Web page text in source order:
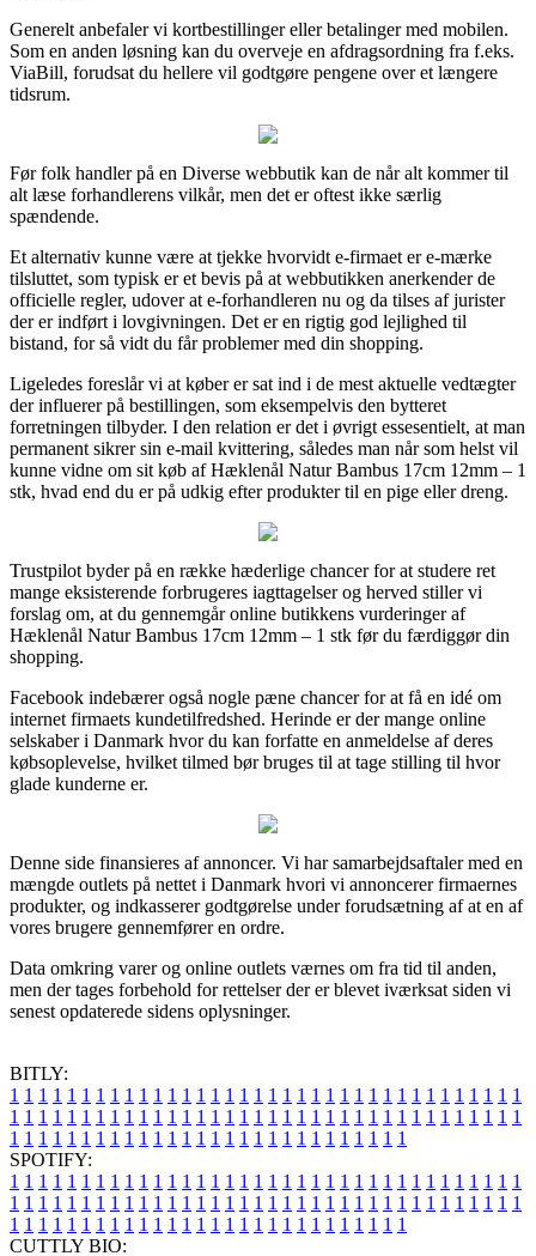
Generelt anbefaler vi kortbestillinger eller betalinger med mobilen.
Som en anden løsning kan du overveje en afdragsordning fra f.eks.
ViaBill, forudsat du hellere vil godtgøre pengene over et længere
tidsrum.
Før folk handler på en Diverse webbutik kan de når alt kommer til
alt læse forhandlerens vilkår, men det er oftest ikke særlig
spændende.
Et alternativ kunne være at tjekke hvorvidt e-firmaet er e-mærke
tilsluttet, som typisk er et bevis på at webbutikken anerkender de
officielle regler, udover at e-forhandleren nu og da tilses af jurister
der er indført i lovgivningen. Det er en rigtig god lejlighed til
bistand, for så vidt du får problemer med din shopping.
Ligeledes foreslår vi at køber er sat ind i de mest aktuelle vedtægter
der influerer på bestillingen, som eksempelvis den bytteret
forretningen tilbyder. I den relation er det i øvrigt essesentielt, at man
permanent sikrer sin e-mail kvittering, således man når som helst vil
kunne vidne om sit køb af Hæklenål Natur Bambus 17cm 12mm – 1
stk, hvad end du er på udkig efter produkter til en pige eller dreng.
Trustpilot byder på en række hæderlige chancer for at studere ret
mange eksisterende forbrugeres iagttagelser og herved stiller vi
forslag om, at du gennemgår online butikkens vurderinger af
Hæklenål Natur Bambus 17cm 12mm – 1 stk før du færdiggør din
shopping.
Facebook indebærer også nogle pæne chancer for at få en idé om
internet firmaets kundetilfredshed. Herinde er der mange online
selskaber i Danmark hvor du kan forfatte en anmeldelse af deres
købsoplevelse, hvilket tilmed bør bruges til at tage stilling til hvor
glade kunderne er.
Denne side finansieres af annoncer. Vi har samarbejdsaftaler med en
mængde outlets på nettet i Danmark hvori vi annoncerer firmaernes
produkter, og indkasserer godtgørelse under forudsætning af at en af
vores brugere gennemfører en ordre.
Data omkring varer og online outlets værnes om fra tid til anden,
men der tages forbehold for rettelser der er blevet iværksat siden vi
senest opdaterede sidens oplysninger.
BITLY:
1 1 1 1 1 1 1 1 1 1 1 1 1 1 1 1 1 1 1 1 1 1 1 1 1 1 1 1 1 1 1 1 1 1 1 1
1 1 1 1 1 1 1 1 1 1 1 1 1 1 1 1 1 1 1 1 1 1 1 1 1 1 1 1 1 1 1 1 1 1 1 1
1 1 1 1 1 1 1 1 1 1 1 1 1 1 1 1 1 1 1 1 1 1 1 1 1 1 1 1
SPOTIFY:
1 1 1 1 1 1 1 1 1 1 1 1 1 1 1 1 1 1 1 1 1 1 1 1 1 1 1 1 1 1 1 1 1 1 1 1
1 1 1 1 1 1 1 1 1 1 1 1 1 1 1 1 1 1 1 1 1 1 1 1 1 1 1 1 1 1 1 1 1 1 1 1
1 1 1 1 1 1 1 1 1 1 1 1 1 1 1 1 1 1 1 1 1 1 1 1 1 1 1 1
CUTTLY BIO: